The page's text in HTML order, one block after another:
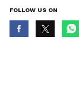
FOLLOW US ON